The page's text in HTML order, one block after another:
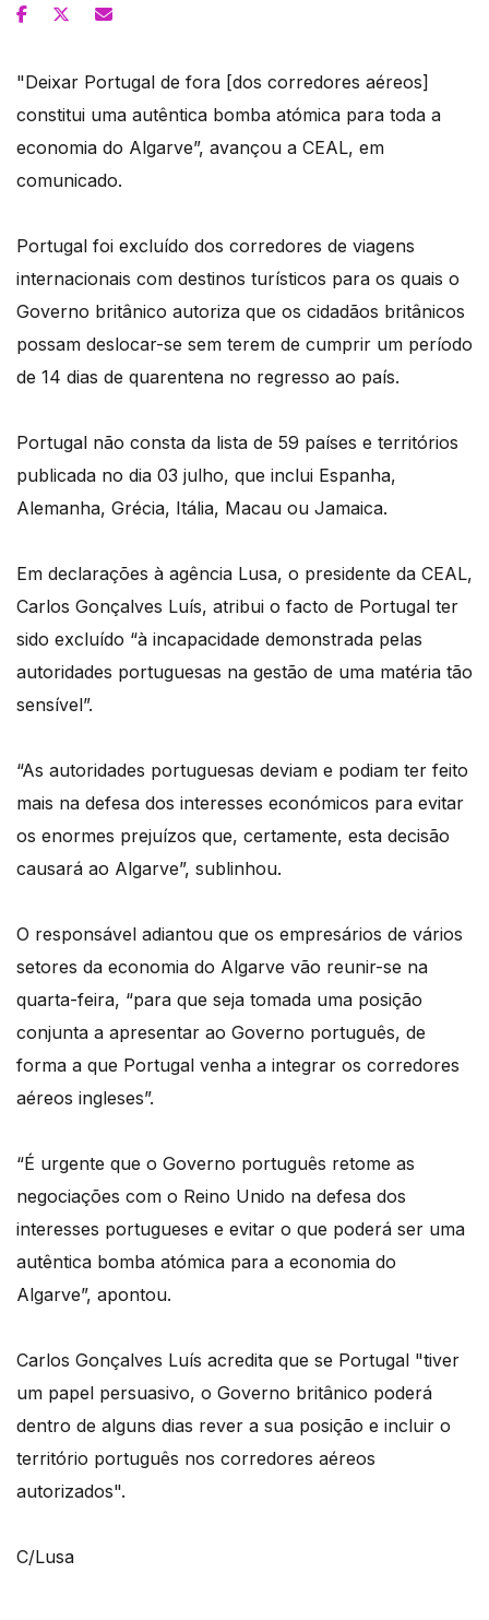
"Deixar Portugal de fora [dos corredores aéreos]
constitui uma autêntica bomba atómica para toda a
economia do Algarve”, avançou a CEAL, em
comunicado.
Portugal foi excluído dos corredores de viagens
internacionais com destinos turísticos para os quais o
Governo britânico autoriza que os cidadãos britânicos
possam deslocar-se sem terem de cumprir um período
de 14 dias de quarentena no regresso ao país.
Portugal não consta da lista de 59 países e territórios
publicada no dia 03 julho, que inclui Espanha,
Alemanha, Grécia, Itália, Macau ou Jamaica.
Em declarações à agência Lusa, o presidente da CEAL,
Carlos Gonçalves Luís, atribui o facto de Portugal ter
sido excluído “à incapacidade demonstrada pelas
autoridades portuguesas na gestão de uma matéria tão
sensível”.
“As autoridades portuguesas deviam e podiam ter feito
mais na defesa dos interesses económicos para evitar
os enormes prejuízos que, certamente, esta decisão
causará ao Algarve”, sublinhou.
O responsável adiantou que os empresários de vários
setores da economia do Algarve vão reunir-se na
quarta-feira, “para que seja tomada uma posição
conjunta a apresentar ao Governo português, de
forma a que Portugal venha a integrar os corredores
aéreos ingleses”.
“É urgente que o Governo português retome as
negociações com o Reino Unido na defesa dos
interesses portugueses e evitar o que poderá ser uma
autêntica bomba atómica para a economia do
Algarve”, apontou.
Carlos Gonçalves Luís acredita que se Portugal "tiver
um papel persuasivo, o Governo britânico poderá
dentro de alguns dias rever a sua posição e incluir o
território português nos corredores aéreos
autorizados".
C/Lusa